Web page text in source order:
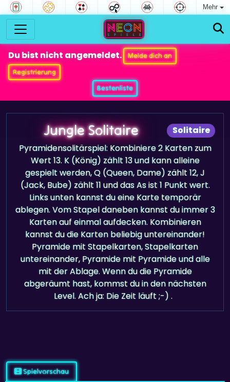
Mehr
Du bist nicht angemeldet.
Melde dich an
Registrierung
Bestenliste
Solitaire
Jungle Solitaire
Pyramidensolitärspiel: Kombiniere 2 Karten zum
Wert 13. K (König) zählt 13 und kann alleine
gespielt werden, Q (Queen, Dame) zählt 12, J
(Jack, Bube) zählt 11 und das As ist 1 Punkt wert.
Links unten kannst du eine Karte temporär
ablegen. Vom Stapel daneben kannst du immer 3
Karten auf einmal aufdecken. Kombinieren
kannst du die Karten beliebig untereinander!
Pyramide mit Stapelkarten, Stapelkarten
untereinander, Pyramide mit Pyramide und alle
mit der Ablage. Wenn du die Pyramide
abgeräumt hast, kommst du in den nächsten
Level. Ach ja: Die Zeit läuft ;-) .
Spielvorschau